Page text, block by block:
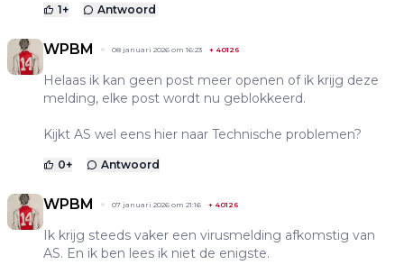
1+ Antwoord
WPBM 08 januari 2026 om 16:23 + 40126
Helaas ik kan geen post meer openen of ik krijg deze
melding, elke post wordt nu geblokkeerd.
Kijkt AS wel eens hier naar Technische problemen?
0+ Antwoord
WPBM 07 januari 2026 om 21:16 + 40126
Ik krijg steeds vaker een virusmelding afkomstig van
AS. En ik ben lees ik niet de enigste.